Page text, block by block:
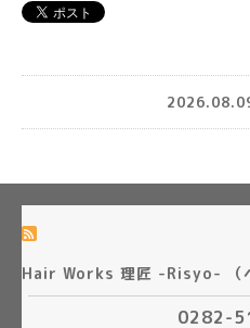
Hair Works 理匠 -Risyo- （
0282-